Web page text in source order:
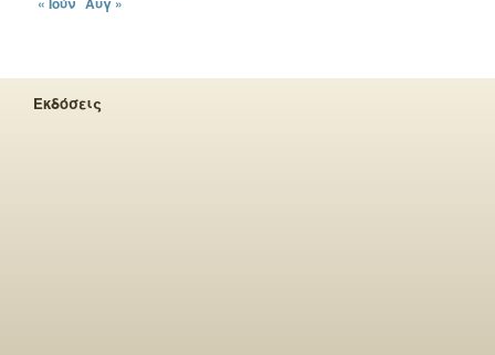
Εκδόσεις